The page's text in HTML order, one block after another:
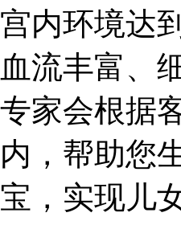
宫内环境达
血流丰富、
专家会根据
内，帮助您
宝，实现儿